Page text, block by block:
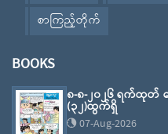
စာကြည့်တိုက်
BOOKS
၈-၈-၂၀၂၆ ရက်ထုတ်
(၃၂)ထွက်ရှိ
07-Aug-2026